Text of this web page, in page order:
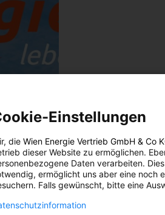
Einstellungen
die Wien Energie Vertrieb GmbH & Co
dieser Website zu ermöglichen.
Daten verarbeiten.
ermöglicht uns aber eine noch
Falls gewünscht, bitte eine